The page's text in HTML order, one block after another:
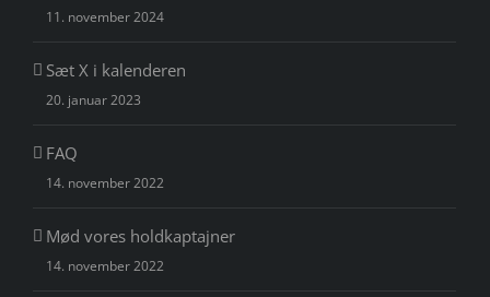
11. november 2024
Sæt X i kalenderen
20. januar 2023
FAQ
14. november 2022
Mød vores holdkaptajner
14. november 2022